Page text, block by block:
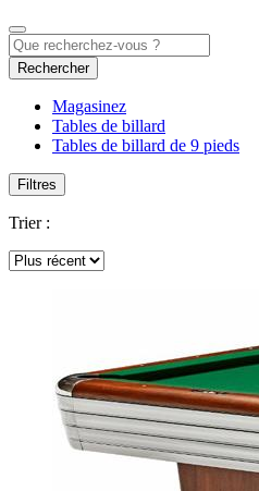
Rechercher
Magasinez
Tables de billard
Tables de billard de 9 pieds
Filtres
Trier :